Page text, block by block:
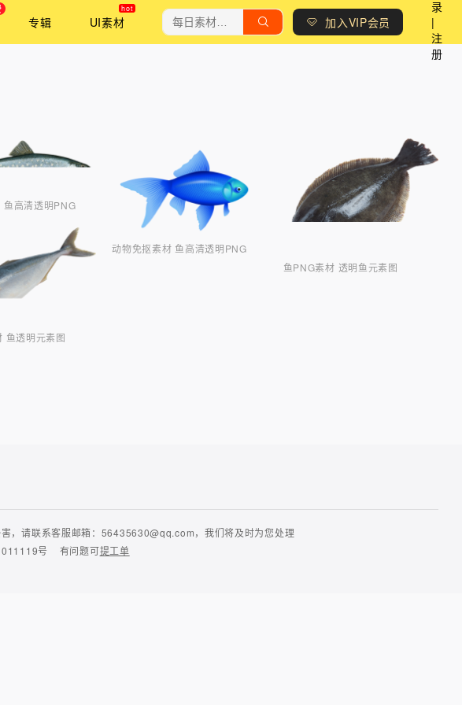
专辑 UI素材 加入VIP会员
录
|
注
册
鱼高清透明PNG
鱼透明元素图
动物免抠素材 鱼高清透明PNG
鱼PNG素材 透明鱼元素图
，请联系客服邮箱：56435630@qq.com，我们将及时为您处理
号 有问题可提工单